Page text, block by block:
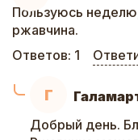
Пользуюсь
ржавчина.
Ответов: 1
Г
Добрый день.